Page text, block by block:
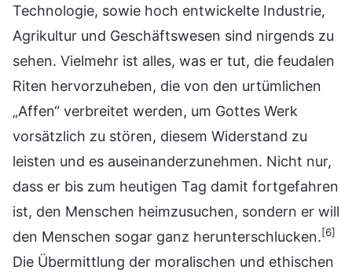
Technologie, sowie hoch entwickelte Industrie,
Agrikultur und Geschäftswesen sind nirgends zu
sehen. Vielmehr ist alles, was er tut, die feudalen
Riten hervorzuheben, die von den urtümlichen
„Affen“ verbreitet werden, um Gottes Werk
vorsätzlich zu stören, diesem Widerstand zu
leisten und es auseinanderzunehmen. Nicht nur,
dass er bis zum heutigen Tag damit fortgefahren
ist, den Menschen heimzusuchen, sondern er will
den Menschen sogar ganz herunterschlucken.[6]
Die Übermittlung der moralischen und ethischen